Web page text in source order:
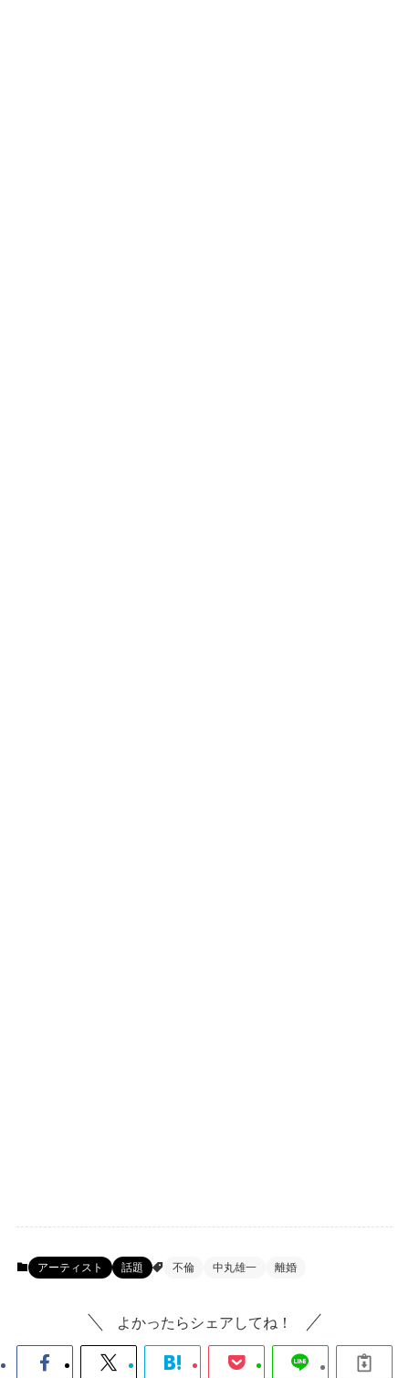
アーティスト 話題 不倫 中丸雄一 離婚
よかったらシェアしてね！